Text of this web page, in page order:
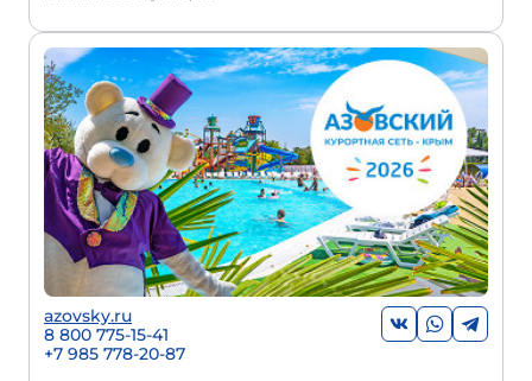
azovsky.ru
8 800 775-15-41
+7 985 778-20-87